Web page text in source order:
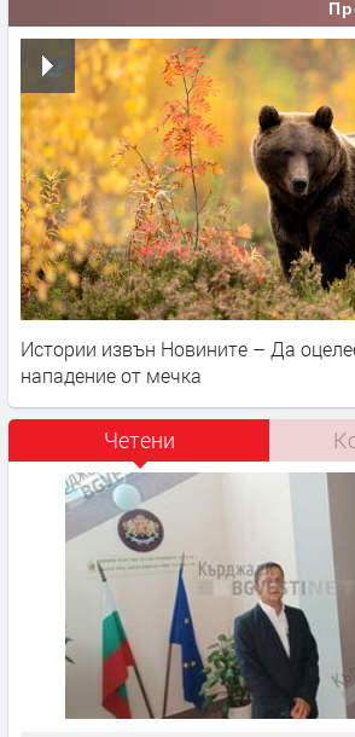
Истории извън Новините – Да
нападение от мечка
Четени